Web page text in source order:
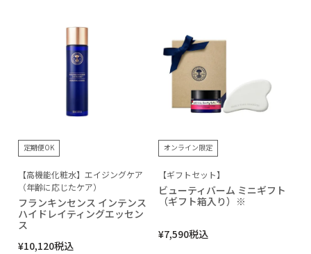
定期便OK
【高機能化粧水】エイジングケア
（年齢に応じたケア）
フランキンセンス インテンス
ハイドレイティングエッセン
ス
¥10,120税込
オンライン限定
【ギフトセット】
ビューティバーム ミニギフト
（ギフト箱入り）※
¥7,590税込